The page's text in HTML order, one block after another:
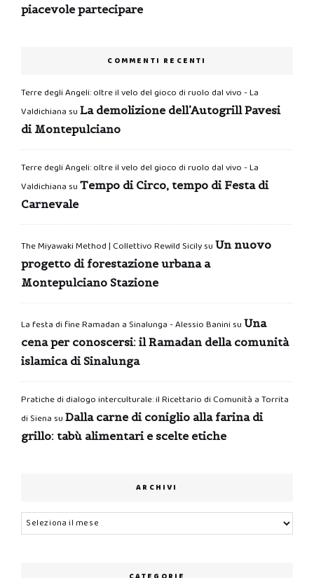
piacevole partecipare
COMMENTI RECENTI
Terre degli Angeli: oltre il velo del gioco di ruolo dal vivo - La
Valdichiana su La demolizione dell’Autogrill Pavesi
di Montepulciano
Terre degli Angeli: oltre il velo del gioco di ruolo dal vivo - La
Valdichiana su Tempo di Circo, tempo di Festa di
Carnevale
The Miyawaki Method | Collettivo Rewild Sicilysu Un nuovo
progetto di forestazione urbana a
Montepulciano Stazione
La festa di fine Ramadan a Sinalunga - Alessio Banini su Una
cena per conoscersi: il Ramadan della comunità
islamica di Sinalunga
Pratiche di dialogo interculturale: il Ricettario di Comunità a Torrita
di Siena su Dalla carne di coniglio alla farina di
grillo: tabù alimentari e scelte etiche
ARCHIVI
Archivi